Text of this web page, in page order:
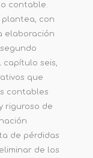
contable.
plantea, con
elaboración
capítulo seis,
que
contables
riguroso de
de pérdidas
de los